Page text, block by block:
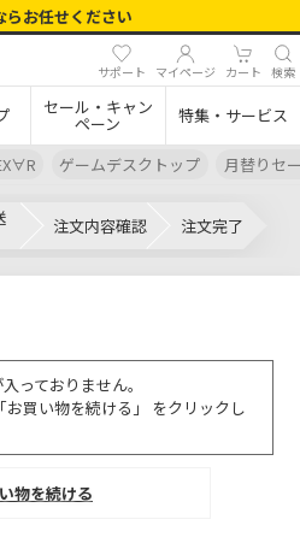
お任せください
サポート マイページ カート 検索
セール・キャン
ペーン 特集・サービス
ゲームデスクトップ 月替りセ
注文内容確認 注文完了
っておりません。
買い物を続ける」 をクリックし